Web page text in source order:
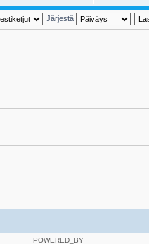
Järjestä
POWERED_BY